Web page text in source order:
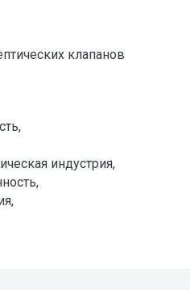
клапанов
индустрия,